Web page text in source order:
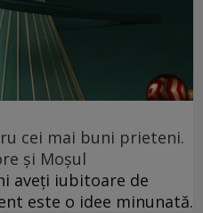
cei mai buni prieteni.
și Moșul
aveți iubitoare de
este o idee minunată.